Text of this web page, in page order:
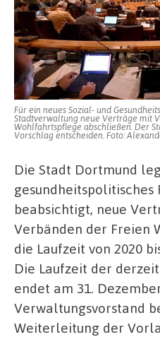
Für ein neues Sozial- und
Stadtverwaltung neue Verträge mit
Wohlfahrtspflege abschließen. Der
Vorschlag entscheiden. Foto:
Die Stadt Dortmund
gesundheitspolitisches
beabsichtigt, neue
Verbänden der Freien
die Laufzeit von 2020
Die Laufzeit der
endet am 31.
Verwaltungsvorstand
Weiterleitung der